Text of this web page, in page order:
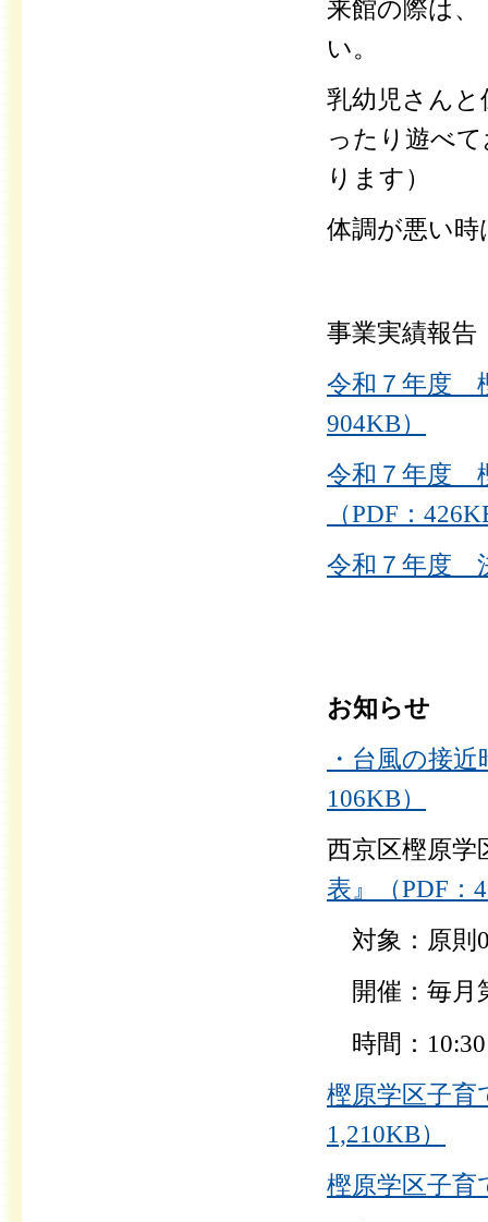
来館の際は
い。
乳幼児さんと
ったり遊べ
ります）
体調が悪い
事業実績報告
令和７年度
904KB）
令和７年度
（PDF：
令和７年度
お知らせ
・台風の接
106KB）
西京区樫原
表』（PDF：
対象：原則
開催：毎月
時間：
樫原学区子
1,210KB）
樫原学区子育